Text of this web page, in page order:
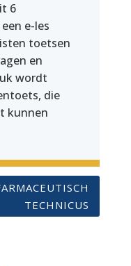
6
e-les
toetsen
en
wordt
die
kunnen
TECHNICUS